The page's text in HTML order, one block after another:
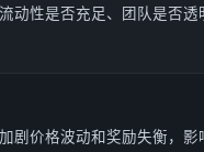
动性是否充足、团队是否
价格波动和奖励失衡，影